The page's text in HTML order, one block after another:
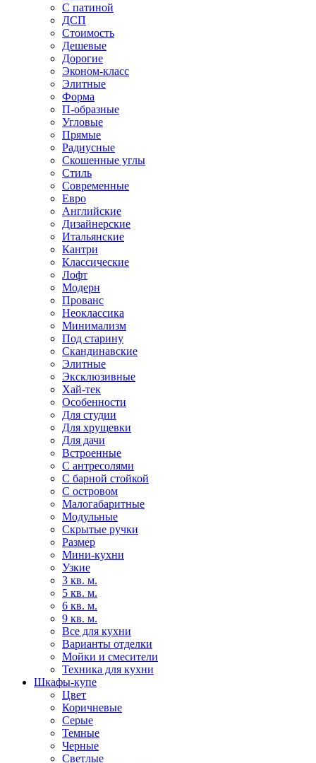
С патиной
ДСП
Стоимость
Дешевые
Дорогие
Эконом-класс
Элитные
Форма
П-образные
Угловые
Прямые
Радиусные
Скошенные углы
Стиль
Современные
Евро
Английские
Дизайнерские
Итальянские
Кантри
Классические
Лофт
Модерн
Прованс
Неоклассика
Минимализм
Под старину
Скандинавские
Элитные
Эксклюзивные
Хай-тек
Особенности
Для студии
Для хрущевки
Для дачи
Встроенные
С антресолями
С барной стойкой
С островом
Малогабаритные
Модульные
Скрытые ручки
Размер
Мини-кухни
Узкие
3 кв. м.
5 кв. м.
6 кв. м.
9 кв. м.
Все для кухни
Варианты отделки
Мойки и смесители
Техника для кухни
Шкафы-купе
Цвет
Коричневые
Серые
Темные
Черные
Светлые